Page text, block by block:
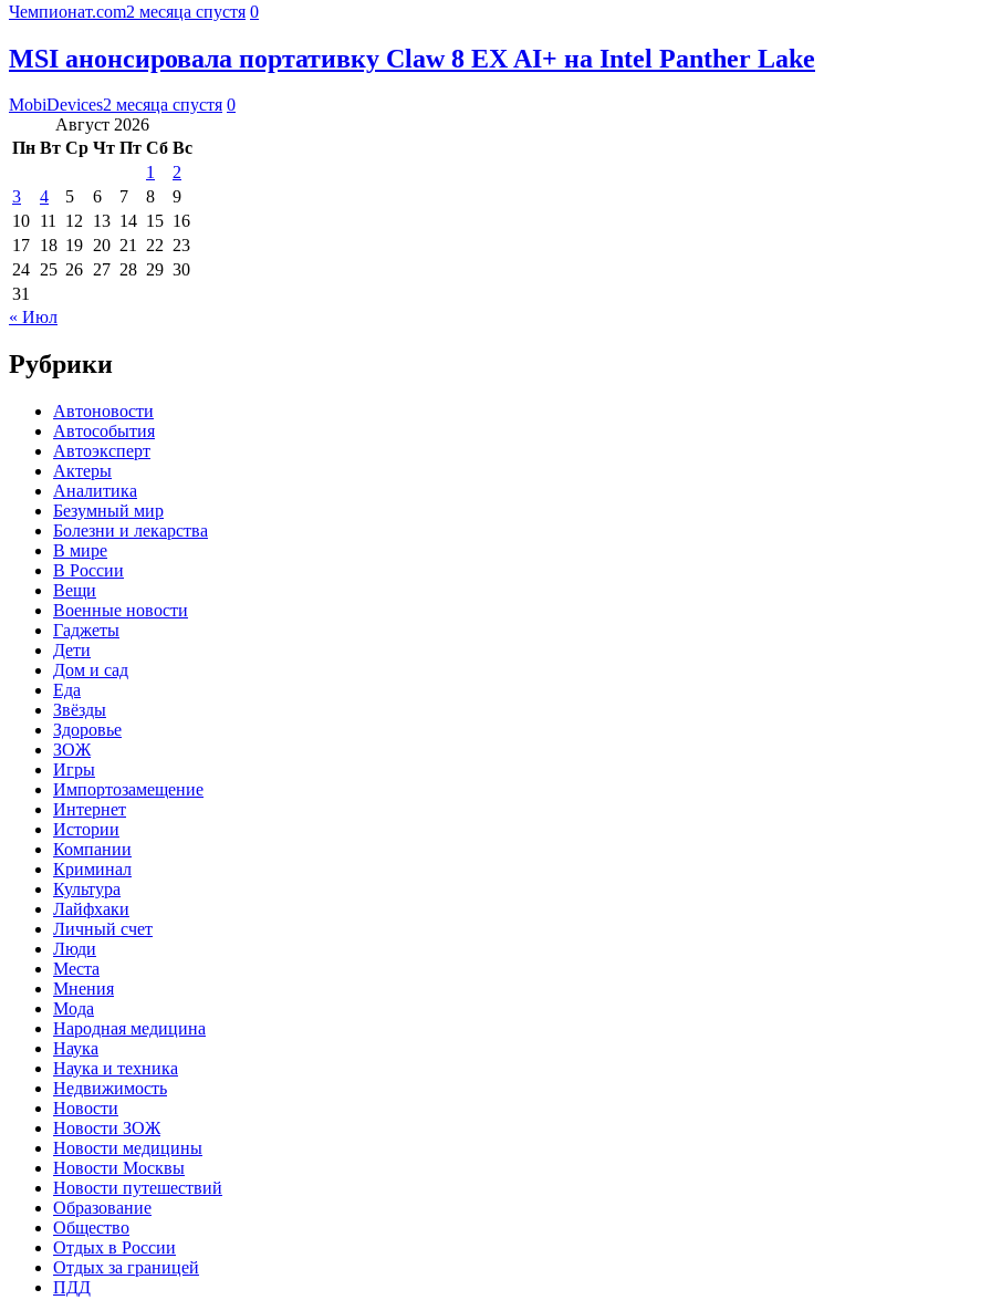
Чемпионат.com2 месяца спустя 0
MSI анонсировала портативку Claw 8 EX AI+ на Intel Panther Lake
MobiDevices2 месяца спустя 0
Август 2026
Пн Вт Ср Чт Пт Сб Вс
1
2
3
4 5 6 7 8
9
10 11 12 13 14 15 16
17 18 19 20 21 22 23
24 25 26 27 28 29 30
31
« Июл
Рубрики
Автоновости
Автособытия
Автоэксперт
Актеры
Аналитика
Безумный мир
Болезни и лекарства
В мире
В России
Вещи
Военные новости
Гаджеты
Дети
Дом и сад
Еда
Звёзды
Здоровье
ЗОЖ
Игры
Импортозамещение
Интернет
Истории
Компании
Криминал
Культура
Лайфхаки
Личный счет
Люди
Места
Мнения
Мода
Народная медицина
Наука
Наука и техника
Недвижимость
Новости
Новости ЗОЖ
Новости медицины
Новости Москвы
Новости путешествий
Образование
Общество
Отдых в России
Отдых за границей
ПДД